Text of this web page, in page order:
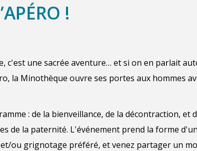
!
c'est une sacrée aventure… et si on en parlait
la Minothèque ouvre ses portes aux hommes
: de la bienveillance, de la décontraction, et
de la paternité. L'événement prend la forme
ou grignotage préféré, et venez partager un